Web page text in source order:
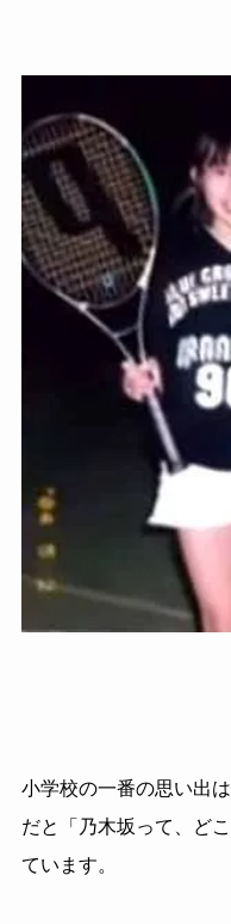
小学校の一番の思い出
だと「乃木坂って、ど
ています。